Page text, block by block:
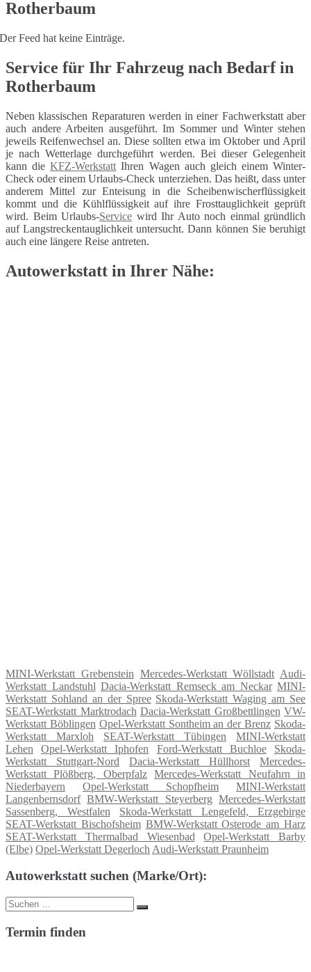
Rotherbaum
Der Feed hat keine Einträge.
Service für Ihr Fahrzeug nach Bedarf in
Rotherbaum
Neben klassischen Reparaturen werden in einer Fachwerkstatt aber
auch andere Arbeiten ausgeführt. Im Sommer und Winter stehen
jeweils Reifenwechsel an. Diese sollten etwa im Oktober und April
je nach Wetterlage durchgeführt werden. Bei dieser Gelegenheit
kann dieKFZ-Werkstatt Ihren Wagen auch gleich einem Winter-
Check oder einem Urlaubs-Check unterziehen. Das heißt, dass unter
anderem Mittel zur Enteisung in die Scheibenwischerflüssigkeit
kommt und die Kühlflüssigkeit auf ihre Frosttauglichkeit geprüft
wird. Beim Urlaubs-Service wird Ihr Auto noch einmal gründlich
auf Langstreckentauglichkeit untersucht. Dann können Sie beruhigt
auch eine längere Reise antreten.
Autowerkstatt in Ihrer Nähe:
MINI-Werkstatt Grebenstein Mercedes-Werkstatt Wöllstadt Audi-
Werkstatt Landstuhl Dacia-Werkstatt Remseck am Neckar MINI-
Werkstatt Sohland an der Spree Skoda-Werkstatt Waging am See
SEAT-Werkstatt Marktrodach Dacia-Werkstatt Großbettlingen VW-
Werkstatt Böblingen Opel-Werkstatt Sontheim an der Brenz Skoda-
Werkstatt Marxloh
SEAT-Werkstatt Tübingen
MINI-Werkstatt
Lehen
Opel-Werkstatt Iphofen Ford-Werkstatt Buchloe
Skoda-
Werkstatt Stuttgart-Nord
Dacia-Werkstatt Hüllhorst
Mercedes-
Werkstatt Plößberg, Oberpfalz
Mercedes-Werkstatt Neufahrn in
Niederbayern
Opel-Werkstatt Schopfheim
MINI-Werkstatt
Langenbernsdorf BMW-Werkstatt Steyerberg Mercedes-Werkstatt
Sassenberg, Westfalen
Skoda-Werkstatt Lengefeld, Erzgebirge
SEAT-Werkstatt Bischofsheim BMW-Werkstatt Osterode am Harz
SEAT-Werkstatt Thermalbad Wiesenbad
Opel-Werkstatt Barby
(Elbe) Opel-Werkstatt Degerloch Audi-Werkstatt Praunheim
Autowerkstatt suchen (Marke/Ort):
Suche
nach:
Suchen
Termin finden